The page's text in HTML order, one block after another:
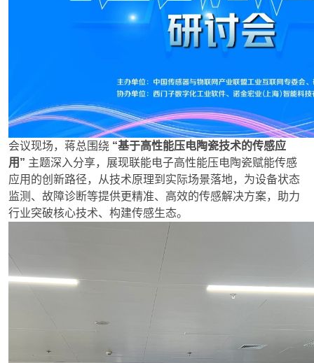
会议现场，蒋总围绕 “基于高性能压电陶瓷技术的传感应
用” 主题深入分享，展现联能电子高性能压电陶瓷赋能传感
应用的创新路径，从技术原理到实际场景落地，为设备状态
监测、故障诊断等提供更精准、高效的传感解决方案，助力
行业突破核心技术、构建传感生态。